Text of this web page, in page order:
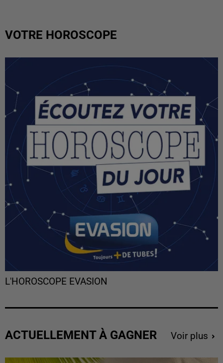
VOTRE HOROSCOPE
L'HOROSCOPE EVASION
ACTUELLEMENT À GAGNER Voir plus